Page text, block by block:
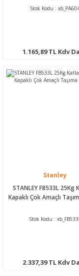
Stok Kodu :
1.165,89 TL Kdv
Stanley
STANLEY FB533L 25Kg
Kapaklı Çok Amaçlı
Stok Kodu :
2.337,39 TL Kdv